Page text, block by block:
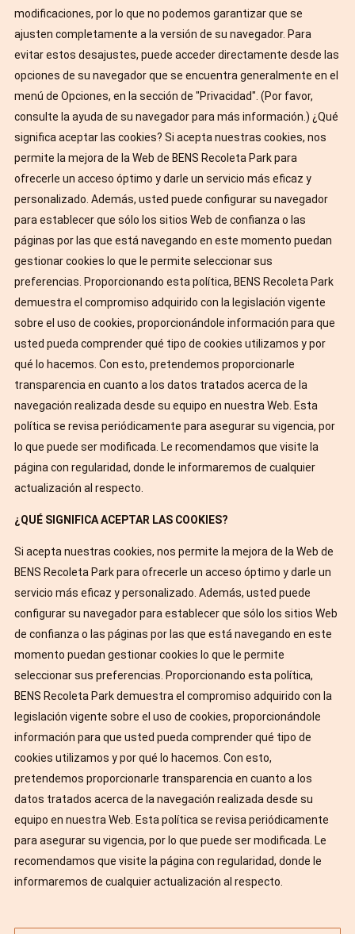
modificaciones, por lo que no podemos garantizar que se
ajusten completamente a la versión de su navegador. Para
evitar estos desajustes, puede acceder directamente desde las
opciones de su navegador que se encuentra generalmente en el
menú de Opciones, en la sección de "Privacidad". (Por favor,
consulte la ayuda de su navegador para más información.) ¿Qué
significa aceptar las cookies? Si acepta nuestras cookies, nos
permite la mejora de la Web de BENS Recoleta Park para
ofrecerle un acceso óptimo y darle un servicio más eficaz y
personalizado. Además, usted puede configurar su navegador
para establecer que sólo los sitios Web de confianza o las
páginas por las que está navegando en este momento puedan
gestionar cookies lo que le permite seleccionar sus
preferencias. Proporcionando esta política, BENS Recoleta Park
demuestra el compromiso adquirido con la legislación vigente
sobre el uso de cookies, proporcionándole información para que
usted pueda comprender qué tipo de cookies utilizamos y por
qué lo hacemos. Con esto, pretendemos proporcionarle
transparencia en cuanto a los datos tratados acerca de la
navegación realizada desde su equipo en nuestra Web. Esta
política se revisa periódicamente para asegurar su vigencia, por
lo que puede ser modificada. Le recomendamos que visite la
página con regularidad, donde le informaremos de cualquier
actualización al respecto.
¿QUÉ SIGNIFICA ACEPTAR LAS COOKIES?
Si acepta nuestras cookies, nos permite la mejora de la Web de
BENS Recoleta Park para ofrecerle un acceso óptimo y darle un
servicio más eficaz y personalizado. Además, usted puede
configurar su navegador para establecer que sólo los sitios Web
de confianza o las páginas por las que está navegando en este
momento puedan gestionar cookies lo que le permite
seleccionar sus preferencias. Proporcionando esta política,
BENS Recoleta Park demuestra el compromiso adquirido con la
legislación vigente sobre el uso de cookies, proporcionándole
información para que usted pueda comprender qué tipo de
cookies utilizamos y por qué lo hacemos. Con esto,
pretendemos proporcionarle transparencia en cuanto a los
datos tratados acerca de la navegación realizada desde su
equipo en nuestra Web. Esta política se revisa periódicamente
para asegurar su vigencia, por lo que puede ser modificada. Le
recomendamos que visite la página con regularidad, donde le
informaremos de cualquier actualización al respecto.